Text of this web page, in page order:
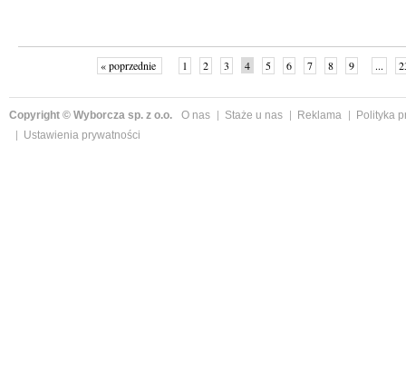
« poprzednie 1 2 3 4 5 6 7 8 9 ...
Copyright © Wyborcza sp. z o.o. O nas Staże u nas Reklama
Polityka
Ustawienia prywatności